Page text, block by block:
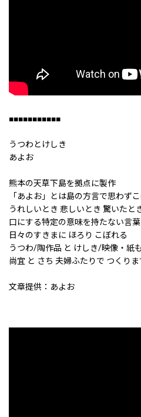
■■■■■■■■■■■
うつわとけしき
あよお
熊本の天草下島を拠点に製作
「あよお」とは島の方言で思わず
うれしいとき 悲しいとき 驚いたと
口にする特定の意味を持たない言葉
日々のすきまに ほろり こぼれる
うつわ/陶作品 と けしき/映像・紙
尚宜 と さち 夫婦ふたりで つくりま
文章提供：あよお